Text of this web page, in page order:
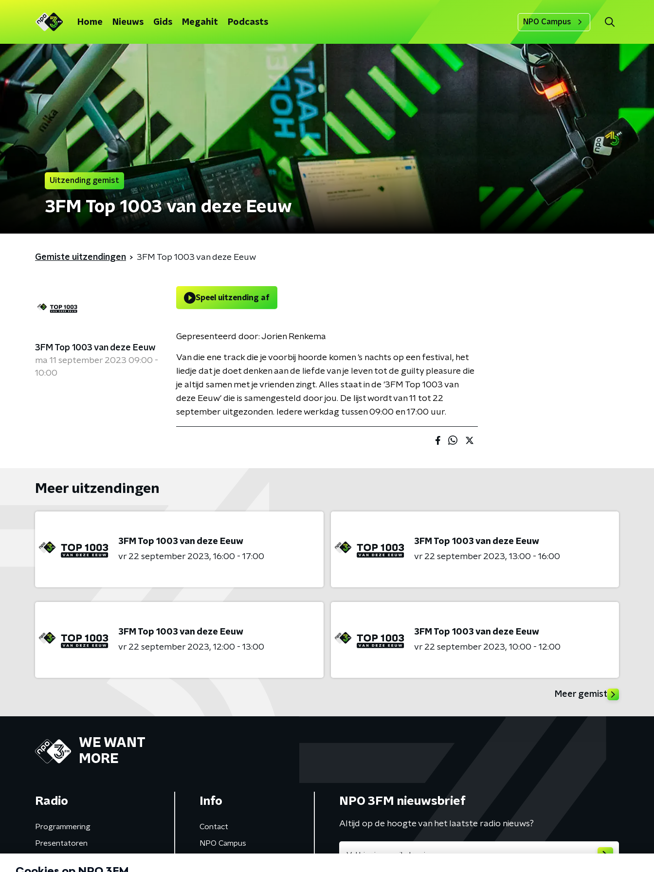
Home Nieuws Gids Megahit Podcasts NPO Campus
Uitzending gemist
3FM Top 1003 van deze Eeuw
Gemiste uitzendingen 3FM Top 1003 van deze Eeuw
3FM Top 1003 van deze Eeuw
ma 11 september 2023 09:00 -
10:00
Speel uitzending af
Gepresenteerd door: Jorien Renkema
Van die ene track die je voorbij hoorde komen 's nachts op een festival, het
liedje dat je doet denken aan de liefde van je leven tot de guilty pleasure die
je altijd samen met je vrienden zingt. Alles staat in de '3FM Top 1003 van
deze Eeuw' die is samengesteld door jou. De lijst wordt van 11 tot 22
september uitgezonden. Iedere werkdag tussen 09:00 en 17:00 uur.
Meer uitzendingen
3FM Top 1003 van deze Eeuw
vr 22 september 2023 16:00 - 17:00
3FM Top 1003 van deze Eeuw
vr 22 september 2023 13:00 - 16:00
3FM Top 1003 van deze Eeuw
vr 22 september 2023 12:00 - 13:00
3FM Top 1003 van deze Eeuw
vr 22 september 2023 10:00 - 12:00
Meer gemist
WE WANT
MORE
Radio
Programmering
Presentatoren
Info
Contact
NPO Campus
NPO 3FM nieuwsbrief
Altijd op de hoogte van het laatste radio nieuws?